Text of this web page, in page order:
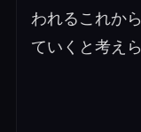
われるこれか
ていくと考え